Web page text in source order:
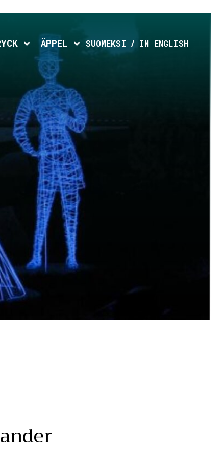
Expand child menu
ÄPPEL Expand child menu
SUOMEKSI IN ENGLISH